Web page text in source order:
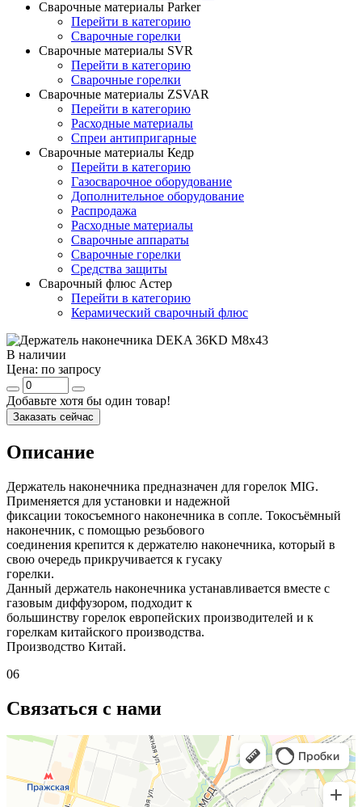
Сварочные материалы Parker
Перейти в категорию
Сварочные горелки
Сварочные материалы SVR
Перейти в категорию
Сварочные горелки
Сварочные материалы ZSVAR
Перейти в категорию
Расходные материалы
Спреи антипригарные
Сварочные материалы Кедр
Перейти в категорию
Газосварочное оборудование
Дополнительное оборудование
Распродажа
Расходные материалы
Сварочные аппараты
Сварочные горелки
Средства защиты
Сварочный флюс Астер
Перейти в категорию
Керамический сварочный флюс
В наличии
Цена: по запросу
Добавьте хотя бы один товар!
Заказать сейчас
Описание
Держатель наконечника предназначен для горелок MIG.
Применяется для установки и надежной
фиксации токосъемного наконечника в сопле. Токосъёмный
наконечник, с помощью резьбового
соединения крепится к держателю наконечника, который в
свою очередь прикручивается к гусаку
горелки.
Данный держатель наконечника устанавливается вместе с
газовым диффузором, подходит к
большинству горелок европейских производителей и к
горелкам китайского производства.
Производство Китай.
06
Связаться с нами